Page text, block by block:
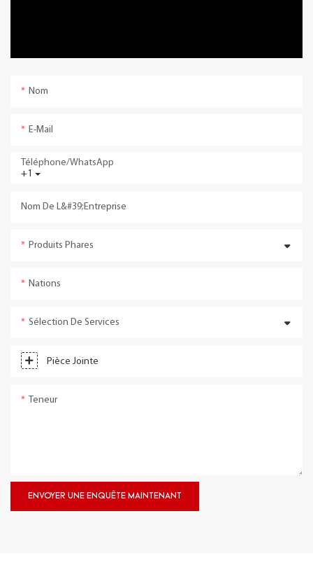
Nom
E-Mail
+1
Téléphone/WhatsApp
Nom De L&#39;entreprise
Produits Phares
Nations
Sélection De Services
Pièce Jointe
Teneur
ENVOYER UNE ENQUÊTE MAINTENANT